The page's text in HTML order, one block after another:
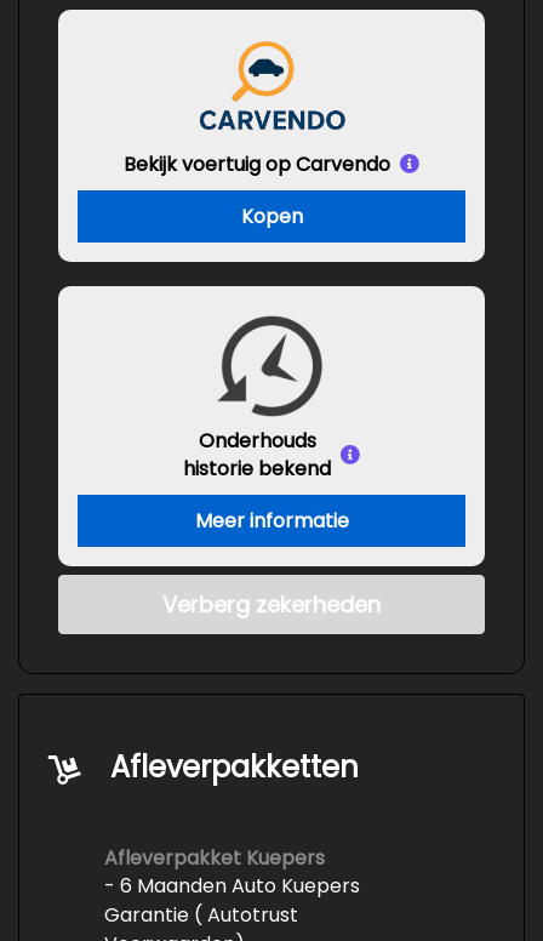
Bekijk voertuig op Carvendo
Kopen
Onderhouds
historie bekend
Meer informatie
Verberg zekerheden
Afleverpakketten
Afleverpakket Kuepers
- 6 Maanden Auto Kuepers
Garantie ( Autotrust